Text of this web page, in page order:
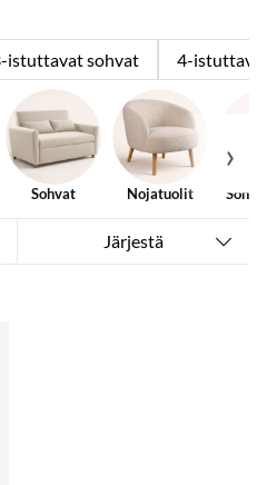
istuttavat sohvat 4-
Sohvat Nojatuolit
Järjestä